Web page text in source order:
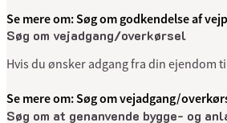
Se mere om: Søg om godkendelse af
Søg om vejadgang/overkørsel
Hvis du ønsker adgang fra din ejendom
Se mere om: Søg om vejadgang/
Søg om at genanvende bygge- og